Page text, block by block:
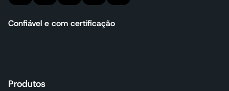
Confiável e com certificação
Produtos